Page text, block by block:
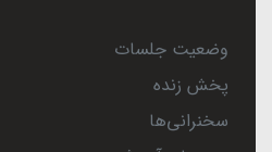
وضعیت جلسات
پخش زنده
سخنرانی‌ها